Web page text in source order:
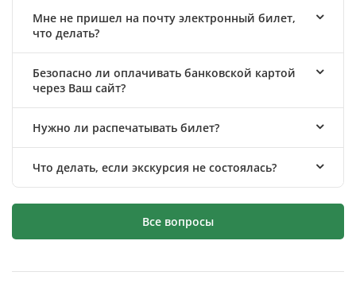
Мне не пришел на почту электронный билет,
что делать?
Безопасно ли оплачивать банковской картой
через Ваш сайт?
Нужно ли распечатывать билет?
Что делать, если экскурсия не состоялась?
Все вопросы